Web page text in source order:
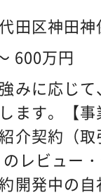
です。・
すいです。
していく
き、成長す
日や定時
あります
いただけ
は振替休
田区神田
450万円～ 600万円
みに応じ
ます。【
介契約（
レビュー
開発中の